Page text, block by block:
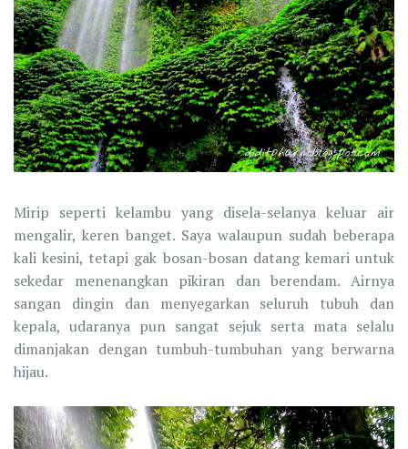
Mirip seperti kelambu yang disela-selanya keluar air
mengalir, keren banget. Saya walaupun sudah beberapa
kali kesini, tetapi gak bosan-bosan datang kemari untuk
sekedar menenangkan pikiran dan berendam. Airnya
sangan dingin dan menyegarkan seluruh tubuh dan
kepala, udaranya pun sangat sejuk serta mata selalu
dimanjakan dengan tumbuh-tumbuhan yang berwarna
hijau.